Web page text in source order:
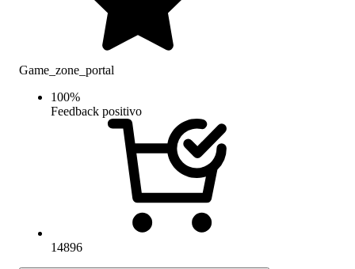
Game_zone_portal
100%
Feedback positivo
14896